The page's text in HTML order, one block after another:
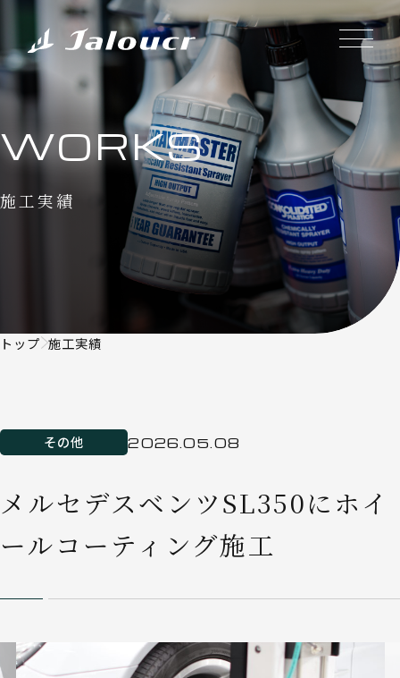
WORKS
施工実績
トップ 施工実績
その他 2026.05.08
メルセデスベンツSL350にホイ
ールコーティング施工